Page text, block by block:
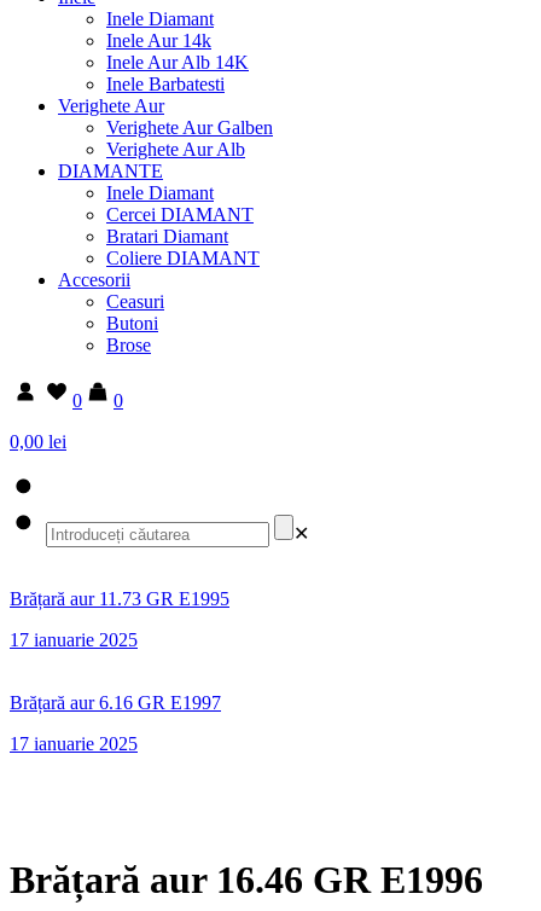
Inele Diamant
Inele Aur 14k
Inele Aur Alb 14K
Inele Barbatesti
Verighete Aur
Verighete Aur Galben
Verighete Aur Alb
DIAMANTE
Inele Diamant
Cercei DIAMANT
Bratari Diamant
Coliere DIAMANT
Accesorii
Ceasuri
Butoni
Brose
0
0
0,00 lei
✕
Brățară aur 11.73 GR E1995
17 ianuarie 2025
Brățară aur 6.16 GR E1997
17 ianuarie 2025
Brățară aur 16.46 GR E1996